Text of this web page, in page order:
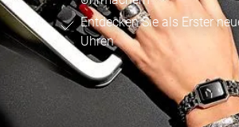
Entdecken Sie als Erster
Uhren